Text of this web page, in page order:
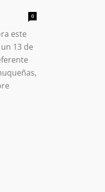
0
este
13 de